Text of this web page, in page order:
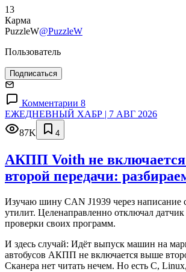
13
Карма
PuzzleW@PuzzleW
Пользователь
Подписаться
Комментарии 8
ЕЖЕДНЕВНЫЙ ХАБР | 7 АВГ 2026
87K
4
АКПП Voith не
второй передачи:
Изучаю шину CAN J1939 через написание
утилит. Целенаправленно отключал датчик
проверки своих программ.
И здесь случай: Идёт выпуск машин на
автобусов АКПП не включается выше
Сканера нет читать нечем. Но есть C,